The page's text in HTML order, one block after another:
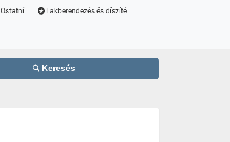
Ostatní Lakberendezés és díszíté
Keresés